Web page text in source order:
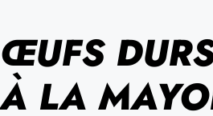
ŒUFS
À LA